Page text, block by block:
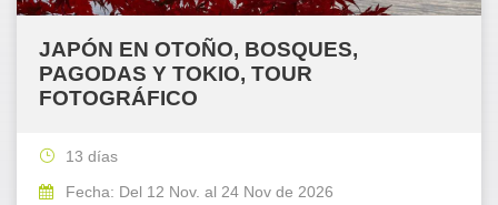
JAPÓN EN OTOÑO, BOSQUES,
PAGODAS Y TOKIO, TOUR
FOTOGRÁFICO
13 días
Fecha: Del 12 Nov. al 24 Nov de 2026